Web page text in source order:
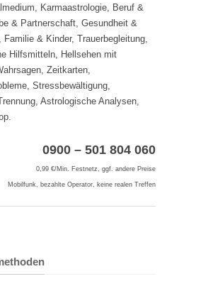
Karmaastrologie, Beruf &
& Partnerschaft, Gesundheit &
Familie & Kinder, Trauerbegleitung,
Hilfsmitteln, Hellsehen mit
Zeitkarten,
Stressbewältigung,
Astrologische Analysen,
0900 – 501 804 060
0,99 €/Min. Festnetz, ggf. andere Preise
Mobilfunk, bezahlte Operator, keine realen Treffen